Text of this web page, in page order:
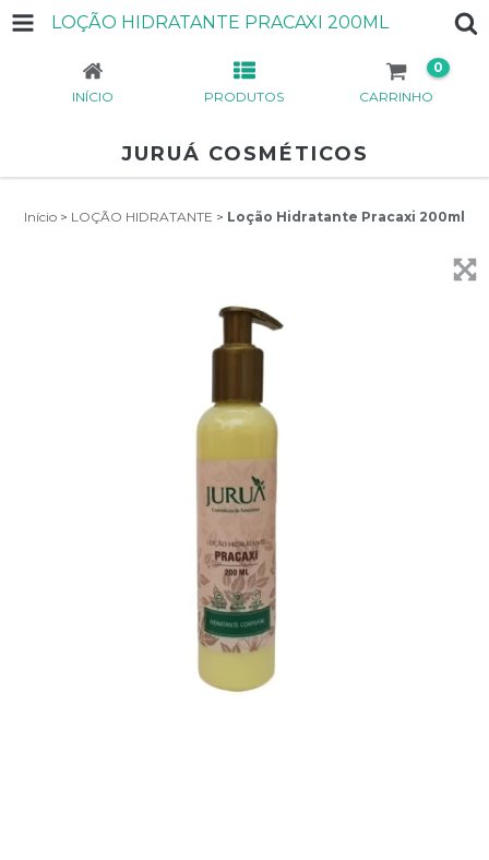
LOÇÃO HIDRATANTE PRACAXI 200ML
INÍCIO PRODUTOS CARRINHO
0
JURUÁ COSMÉTICOS
Início > LOÇÃO HIDRATANTE > Loção Hidratante Pracaxi 200ml